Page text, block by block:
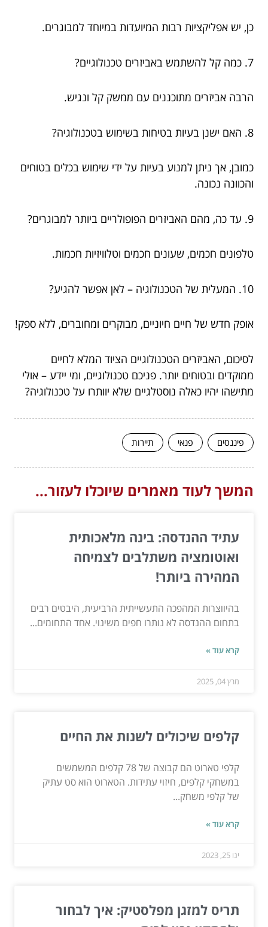
כן, יש אפליקציות רבות המיועדות במיוחד למבוגרים.
7. כמה קל להשתמש באביזרים טכנולוגיים?
הרבה אביזרים מתוכננים עם ממשק קל ונגיש.
8. האם ישנן בעיות בטיחות בשימוש בטכנולוגיה?
כמובן, אך ניתן למנוע בעיות על ידי שימוש בכלים בטוחים
והכוונה נכונה.
9. עד כה, מהם האביזרים הפופולריים ביותר למבוגרים?
טלפונים חכמים, שעונים חכמים וטלוויזיות חכמות.
10. המעלית של הטכנולוגיה – לאן אפשר להגיע?
אופק חדש של חיים חיוניים, מבוקרים ומחוברים, ללא ספק!
לסיכום, האביזרים הטכנולוגיים הציוד המלא לחיים
ממוקדים ובטוחים יותר. פניכם טכנולוגיים, ומי יידע – אולי
מתישהו יהיו כאלה נוסטלגיים שלא יוותרו על טכנולוגיה?
פיננסים פנאי תיירות
המשך לעוד מאמרים שיוכלו לעזור...
עתיד ההנדסה: בינה מלאכותית
ואוטומציה משתלבים לצמיחה
המהירה ביותר!
בהיווצרות המהפכה התעשייתית הרביעית, היבטים רבים
בתחום ההנדסה לא נותרו חפים משינוי. אחד התחומים...
קרא עוד »
מרץ 04, 2025
קלפים שיכולים לשנות את החיים
קלפי טארוט הם קבוצה של 78 קלפים המשמשים
במשחקי קלפים, חיזוי עתידות. הטארוט הוא סט עתיק
של קלפי משחק...
קרא עוד »
ינו 25, 2023
תריס למזגן מפלסטיק: איך לבחור